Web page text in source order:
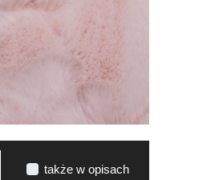
także w opisach